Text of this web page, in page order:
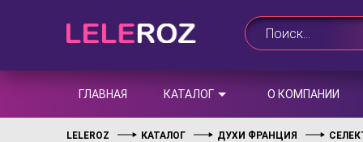
ГЛАВНАЯ КАТАЛОГ О КОМПАНИИ
LELEROZ КАТАЛОГ ДУХИ ФРАНЦИЯ